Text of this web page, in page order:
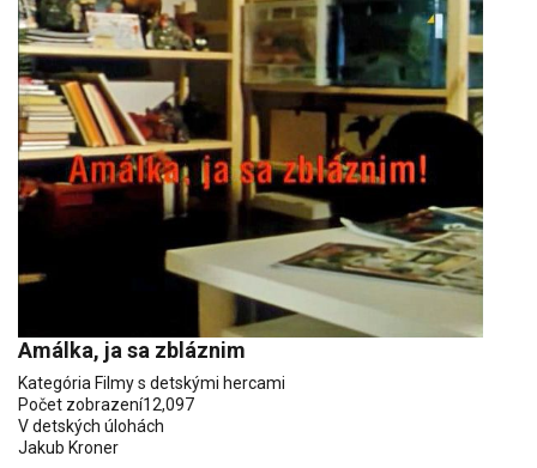
Amálka, ja sa zbláznim
Kategória Filmy s detskými hercami
Počet zobrazení12,097
V detských úlohách
Jakub Kroner